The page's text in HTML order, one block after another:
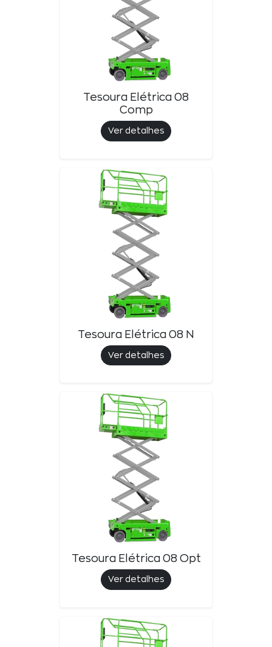
Tesoura Elétrica 08
Comp
Ver detalhes
Tesoura Elétrica 08 N
Ver detalhes
Tesoura Elétrica 08 Opt
Ver detalhes